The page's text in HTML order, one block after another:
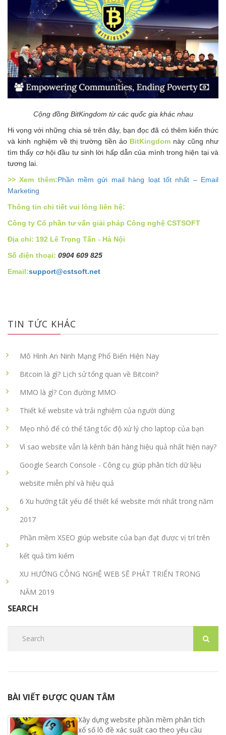
Cộng đồng BitKingdom từ các quốc gia khác nhau
Hi vọng với những chia sẻ trên đây, bạn đọc đã có thêm kiến thức
và kinh nghiệm về thị trường tiền ảo BitKingdom này cũng như
tìm thấy cơ hội đầu tư sinh lời hấp dẫn của mình trong hiện tại và
tương lai.
>> Xem thêm:Phần mềm gửi mail hàng loạt tốt nhất – Email
Marketing
Thông tin chi tiết vui lòng liên hệ:
Công ty Cổ phần tư vấn giải pháp Công nghệ CSTSOFT
Địa chỉ: 192 Lê Trọng Tấn - Hà Nội
Số điện thoại: 0904 609 825
Email:support@cstsoft.net
TIN TỨC KHÁC
Mô Hình An Ninh Mạng Phổ Biến Hiện Nay
Bitcoin là gì? Lịch sử tổng quan về Bitcoin?
MMO là gì? Con đường MMO
Thiết kế website và trải nghiệm của người dùng
Mẹo nhỏ để có thể tăng tốc độ xử lý cho laptop của bạn
Vì sao website vẫn là kênh bán hàng hiệu quả nhất hiện nay?
Google Search Console - Công cụ giúp phân tích dữ liệu
website miễn phí và hiệu quả
6 Xu hướng tất yếu để thiết kế website mới nhất trong năm
2017
Phần mềm XSEO giúp website của bạn đạt được vị trí trên
kết quả tìm kiếm
XU HƯỚNG CÔNG NGHỆ WEB SẼ PHÁT TRIỂN TRONG
NĂM 2019
SEARCH
BÀI VIẾT ĐƯỢC QUAN TÂM
Xây dựng website phần mềm phân tích
xổ số lô đề xác suất cao theo yêu cầu